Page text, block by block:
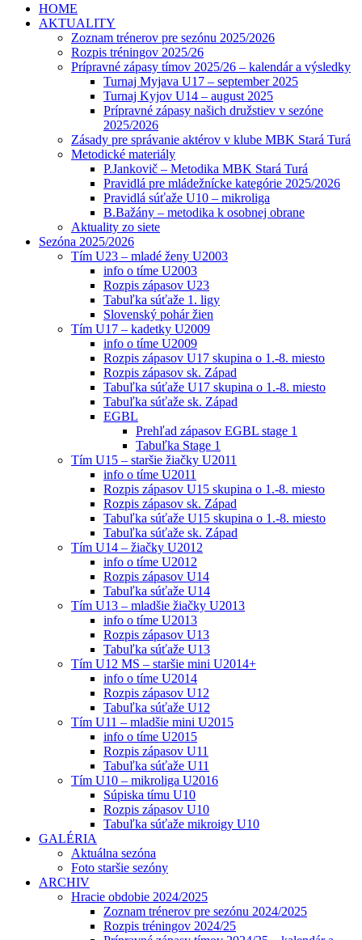
HOME
AKTUALITY
Zoznam trénerov pre sezónu 2025/2026
Rozpis tréningov 2025/26
Prípravné zápasy tímov 2025/26 – kalendár a výsledky
Turnaj Myjava U17 – september 2025
Turnaj Kyjov U14 – august 2025
Prípravné zápasy našich družstiev v sezóne
2025/2026
Zásady pre správanie aktérov v klube MBK Stará Turá
Metodické materiály
P.Jankovič – Metodika MBK Stará Turá
Pravidlá pre mládežnícke kategórie 2025/2026
Pravidlá súťaže U10 – mikroliga
B.Bažány – metodika k osobnej obrane
Aktuality zo siete
Sezóna 2025/2026
Tím U23 – mladé ženy U2003
info o tíme U2003
Rozpis zápasov U23
Tabuľka súťaže 1. ligy
Slovenský pohár žien
Tím U17 – kadetky U2009
info o tíme U2009
Rozpis zápasov U17 skupina o 1.-8. miesto
Rozpis zápasov sk. Západ
Tabuľka súťaže U17 skupina o 1.-8. miesto
Tabuľka súťaže sk. Západ
EGBL
Prehľad zápasov EGBL stage 1
Tabuľka Stage 1
Tím U15 – staršie žiačky U2011
info o tíme U2011
Rozpis zápasov U15 skupina o 1.-8. miesto
Rozpis zápasov sk. Západ
Tabuľka súťaže U15 skupina o 1.-8. miesto
Tabuľka súťaže sk. Západ
Tím U14 – žiačky U2012
info o tíme U2012
Rozpis zápasov U14
Tabuľka súťaže U14
Tím U13 – mladšie žiačky U2013
info o tíme U2013
Rozpis zápasov U13
Tabuľka súťaže U13
Tím U12 MS – staršie mini U2014+
info o tíme U2014
Rozpis zápasov U12
Tabuľka súťaže U12
Tím U11 – mladšie mini U2015
info o tíme U2015
Rozpis zápasov U11
Tabuľka súťaže U11
Tím U10 – mikroliga U2016
Súpiska tímu U10
Rozpis zápasov U10
Tabuľka súťaže mikroigy U10
GALÉRIA
Aktuálna sezóna
Foto staršie sezóny
ARCHIV
Hracie obdobie 2024/2025
Zoznam trénerov pre sezónu 2024/2025
Rozpis tréningov 2024/25